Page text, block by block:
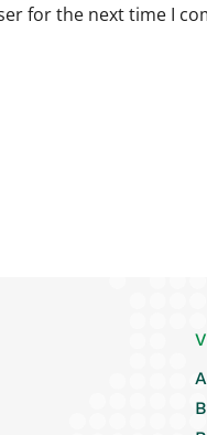
for the next time I